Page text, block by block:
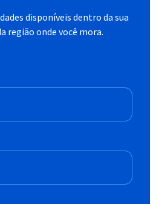
disponíveis dentro da sua
região onde você mora.